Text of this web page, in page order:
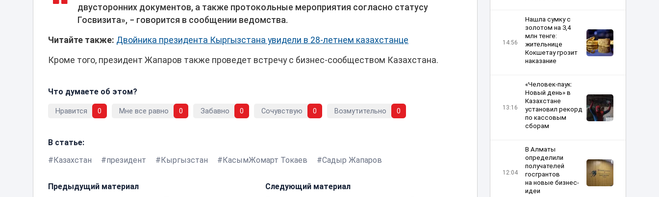
двусторонних документов, а также протокольные мероприятия согласно статусу
Госвизита», − говорится в сообщении ведомства.
Читайте также: Двойника президента Кыргызстана увидели в 28-летнем казахстанце
Кроме того, президент Жапаров также проведет встречу с бизнес-сообществом Казахстана.
Что думаете об этом?
Нравится 0 Мне все равно 0 Забавно 0 Сочувствую 0 Возмутительно 0
В статье:
Казахстан
президент Кыргызстан КасымЖомарт Токаев Садыр Жапаров
Предыдущий материал
Следующий материал
14:56
Нашла сумку с
золотом на 3,4
млн тенге:
жительнице
Кокшетау грозит
наказание
13:16
«Человек-паук:
Новый день» в
Казахстане
установил рекорд
по кассовым
сборам
12:04
В Алматы
определили
получателей
госгрантов
на новые бизнес-
идеи